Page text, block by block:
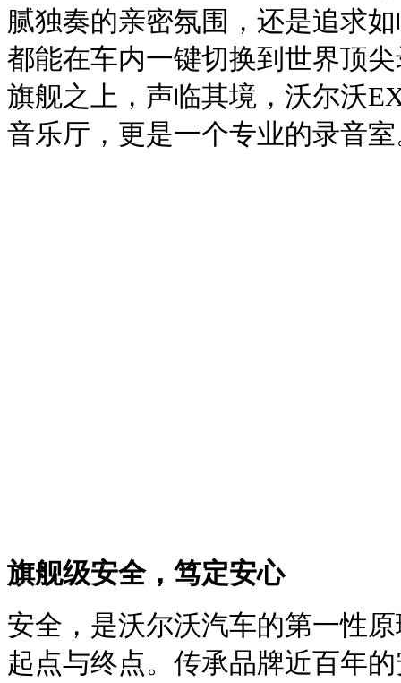
腻独奏的亲密氛围，还是追求
都能在车内一键切换到世界顶
旗舰之上，声临其境，沃尔沃
音乐厅，更是一个专业的录音
旗舰级安全，笃定安心
安全，是沃尔沃汽车的第一性
起点与终点。传承品牌近百年